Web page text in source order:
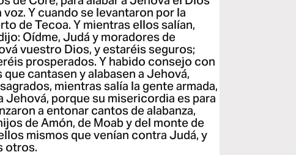
Y cuando se levantaron por la
de Tecoa. Y mientras ellos salían,
Oídme, Judá y moradores de
vuestro Dios, y estaréis seguros;
prosperados. Y habido consejo con
cantasen y alabasen a Jehová,
mientras salía la gente armada,
Jehová, porque su misericordia es para
a entonar cantos de alabanza,
de Amón, de Moab y del monte de
mismos que venían contra Judá, y
otros.